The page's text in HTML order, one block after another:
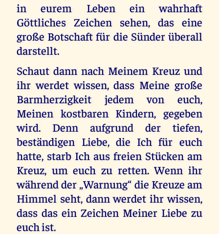
in eurem Leben ein wahrhaft
Göttliches Zeichen sehen, das eine
große Botschaft für die Sünder überall
darstellt.
Schaut dann nach Meinem Kreuz und
ihr werdet wissen, dass Meine große
Barmherzigkeit jedem von euch,
Meinen kostbaren Kindern, gegeben
wird. Denn aufgrund der tiefen,
beständigen Liebe, die Ich für euch
hatte, starb Ich aus freien Stücken am
Kreuz, um euch zu retten. Wenn ihr
während der „Warnung“ die Kreuze am
Himmel seht, dann werdet ihr wissen,
dass das ein Zeichen Meiner Liebe zu
euch ist.